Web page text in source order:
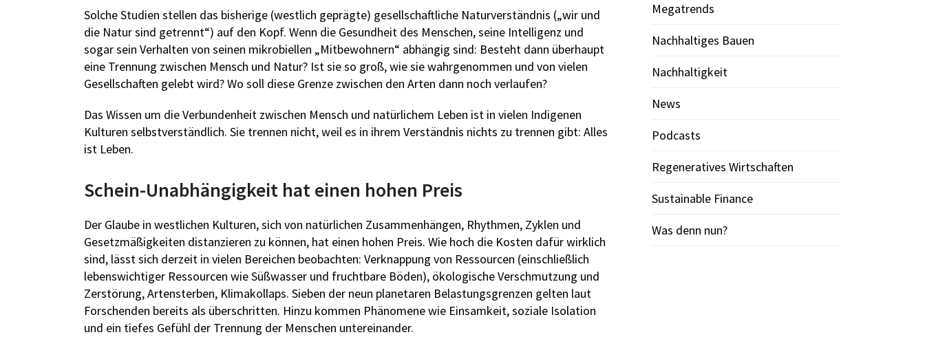
Solche Studien stellen das bisherige (westlich geprägte) gesellschaftliche Naturverständnis („wir und
die Natur sind getrennt“) auf den Kopf. Wenn die Gesundheit des Menschen, seine Intelligenz und
sogar sein Verhalten von seinen mikrobiellen „Mitbewohnern“ abhängig sind: Besteht dann überhaupt
eine Trennung zwischen Mensch und Natur? Ist sie so groß, wie sie wahrgenommen und von vielen
Gesellschaften gelebt wird? Wo soll diese Grenze zwischen den Arten dann noch verlaufen?
Das Wissen um die Verbundenheit zwischen Mensch und natürlichem Leben ist in vielen Indigenen
Kulturen selbstverständlich. Sie trennen nicht, weil es in ihrem Verständnis nichts zu trennen gibt: Alles
ist Leben.
Schein-Unabhängigkeit hat einen hohen Preis
Der Glaube in westlichen Kulturen, sich von natürlichen Zusammenhängen, Rhythmen, Zyklen und
Gesetzmäßigkeiten distanzieren zu können, hat einen hohen Preis. Wie hoch die Kosten dafür wirklich
sind, lässt sich derzeit in vielen Bereichen beobachten: Verknappung von Ressourcen (einschließlich
lebenswichtiger Ressourcen wie Süßwasser und fruchtbare Böden), ökologische Verschmutzung und
Zerstörung, Artensterben, Klimakollaps. Sieben der neun planetaren Belastungsgrenzen gelten laut
Forschenden bereits als überschritten. Hinzu kommen Phänomene wie Einsamkeit, soziale Isolation
und ein tiefes Gefühl der Trennung der Menschen untereinander.
Megatrends
Nachhaltiges Bauen
Nachhaltigkeit
News
Podcasts
Regeneratives Wirtschaften
Sustainable Finance
Was denn nun?